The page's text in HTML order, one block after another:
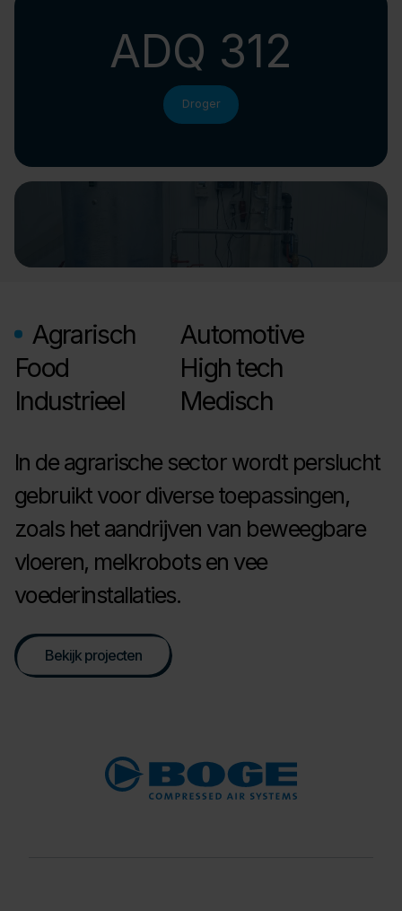
ADQ 312
Droger
Agrarisch
Automotive
Food
High tech
Industrieel
Medisch
In de agrarische sector wordt perslucht
gebruikt voor diverse toepassingen,
zoals het aandrijven van beweegbare
vloeren, melkrobots en vee
voederinstallaties.
Bekijk projecten